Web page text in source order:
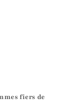
fiers de